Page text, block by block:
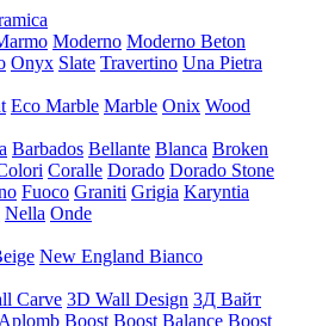
Moderno Moderno Beton
Onyx Slate Travertino Una Pietra
Eco Marble Marble Onix Wood
Barbados Bellante Blanca Broken
Coralle Dorado Dorado Stone
Fuoco Graniti Grigia Karyntia
Nella Onde
New England Bianco
Carve 3D Wall Design 3Д Вайт
Aplomb Boost Boost Balance Boost